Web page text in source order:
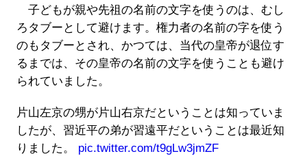
子どもが親や先祖の名前の文字を使うのは、むし
ろタブーとして避けます。権力者の名前の字を使う
のもタブーとされ、かつては、当代の皇帝が退位す
るまでは、その皇帝の名前の文字を使うことも避け
られていました。
片山左京の甥が片山右京だということは知っていま
したが、習近平の弟が習遠平だということは最近知
りました。 pic.twitter.com/t9gLw3jmZF